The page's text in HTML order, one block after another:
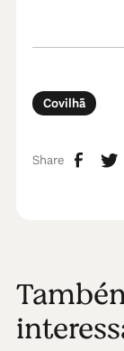
Covilhã
Share